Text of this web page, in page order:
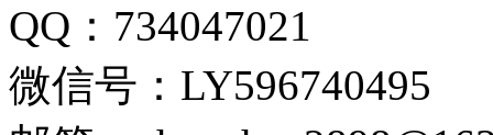
QQ：734047021
微信号：LY596740495